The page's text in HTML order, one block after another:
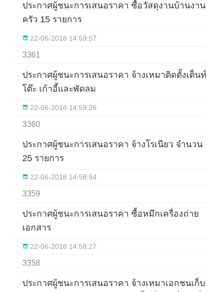
ประกาศผู้ชนะการเสนอราคา ซื้อวัสดุงานบ้านงาน
ครัว 15 รายการ
22-06-2018 14:59:57
3361
ประกาศผู้ชนะการเสนอราคา จ้างเหมาติดตั้งเต็นท์
โต๊ะ เก้าอี้และพัดลม
22-06-2018 14:59:26
3360
ประกาศผู้ชนะการเสนอราคา จ้างโรเนียว จำนวน
25 รายการ
22-06-2018 14:58:54
3359
ประกาศผู้ชนะการเสนอราคา ซื้อหมึกเครื่องถ่าย
เอกสาร
22-06-2018 14:58:27
3358
ประกาศผู้ชนะการเสนอราคา จ้างเหมาเอกชนเก็บ